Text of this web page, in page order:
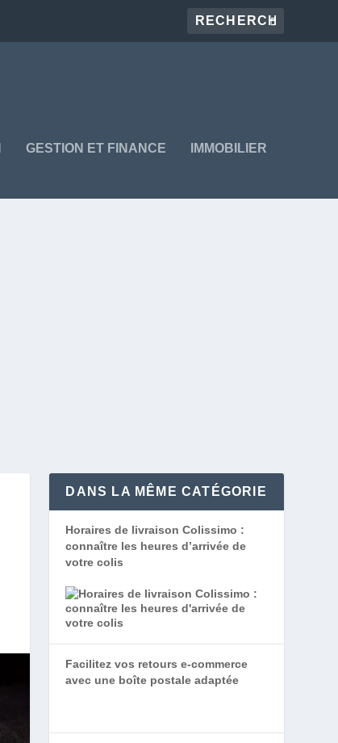
GESTION ET FINANCE IMMOBILIER
DANS LA MÊME CATÉGORIE
Horaires de livraison Colissimo :
connaître les heures d’arrivée de
votre colis
Facilitez vos retours e-commerce
avec une boîte postale adaptée